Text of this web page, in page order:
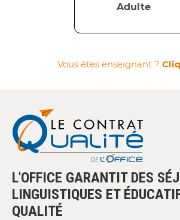
Adulte
Vous êtes enseignant ?
L'OFFICE GARANTIT DES
LINGUISTIQUES ET
QUALITÉ